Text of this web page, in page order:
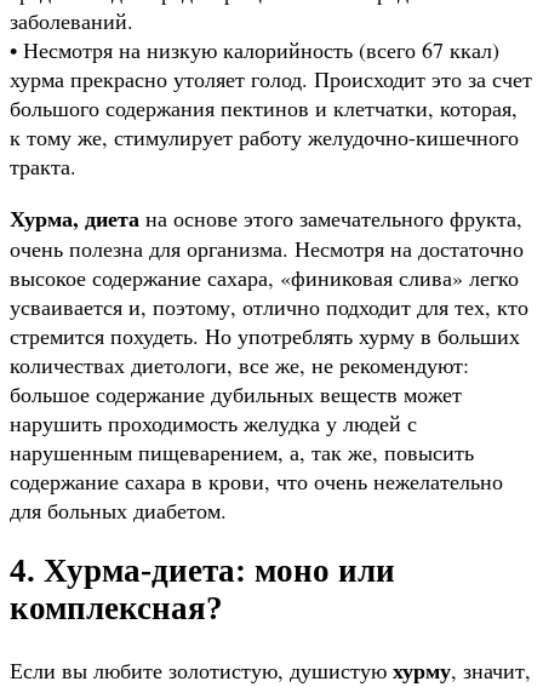
заболеваний.
• Несмотря на низкую калорийность (всего 67 ккал)
хурма прекрасно утоляет голод. Происходит это за счет
большого содержания пектинов и клетчатки, которая,
к тому же, стимулирует работу желудочно-кишечного
тракта.
Хурма, диета на основе этого замечательного фрукта,
очень полезна для организма. Несмотря на достаточно
высокое содержание сахара, «финиковая слива» легко
усваивается и, поэтому, отлично подходит для тех, кто
стремится похудеть. Но употреблять хурму в больших
количествах диетологи, все же, не рекомендуют:
большое содержание дубильных веществ может
нарушить проходимость желудка у людей с
нарушенным пищеварением, а, так же, повысить
содержание сахара в крови, что очень нежелательно
для больных диабетом.
4. Хурма-диета: моно или
комплексная?
Если вы любите золотистую, душистую хурму, значит,